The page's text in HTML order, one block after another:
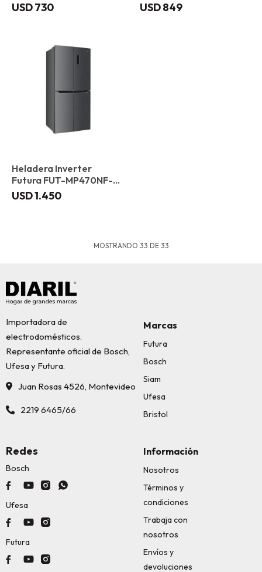
USD730 USD849
Heladera Inverter
Futura FUT-MP470NF-
XIN 472 L
USD1.450
MOSTRANDO 33 DE 33
Importadora de
electrodomésticos.
Representante oficial de Bosch,
Ufesa y Futura.
Juan Rosas 4526, Montevideo
2219 6465/66
Marcas
Futura
Bosch
Siam
Ufesa
Bristol
Información
Nosotros
Términos y
condiciones
Trabaja con
nosotros
Envíos y
devoluciones
Redes
Bosch
   
Ufesa
  
Futura
  